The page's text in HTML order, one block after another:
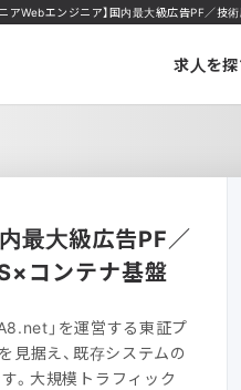
ニアWebエンジニア】国内最大級広告PF／
求人を
最大級広告PF／
コンテナ基盤
」を運営する東証プ
見据え、既存システムの
。大規模トラフィック